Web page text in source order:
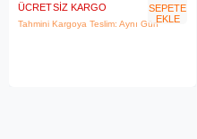
ÜCRETSIZ KARGO
Tahmini Kargoya Teslim: Aynı Gün
SEPETE
EKLE